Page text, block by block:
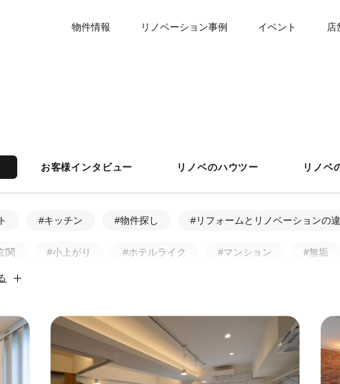
物件情報 リノベーション事例 イベント 店
お客様インタビュー リノベのハウツー リノベ
#キッチン #物件探し #リフォームとリノベーションの
関 #小上がり #ホテルライク #マンション #無垢
ォア・アフター
#予算 #照明 #タイル #書斎 #洗面所 #リノ